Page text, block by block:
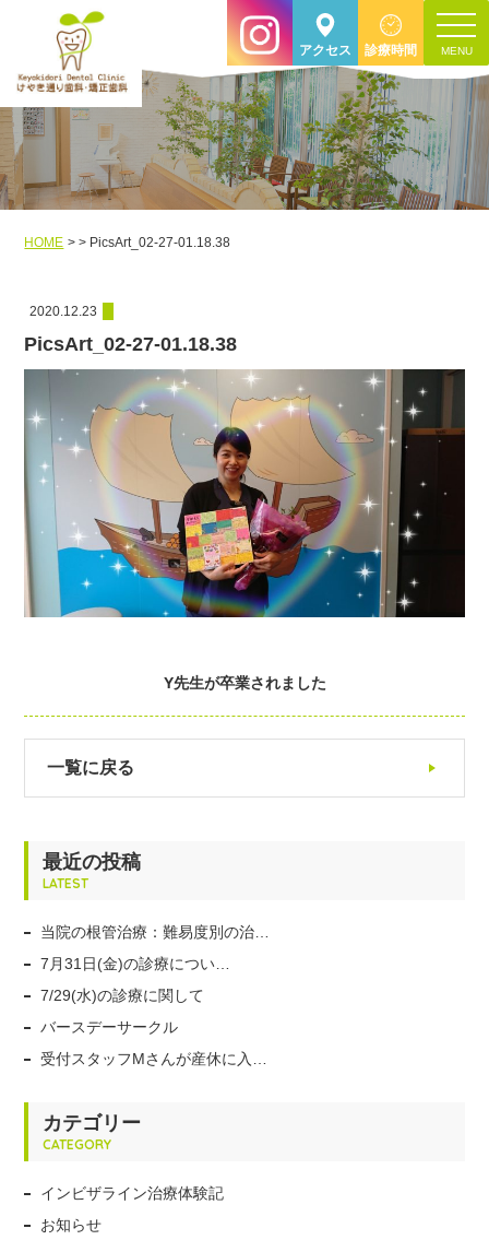
アクセス 診療時間
toggle
HOME PicsArt_02-27-01.18.38
2020.12.23
PicsArt_02-27-01.18.38
Y先生が卒業されました
一覧に戻る
最近の投稿
LATEST
当院の根管治療：難易度別の治…
7月31日(金)の診療につい…
7/29(水)の診療に関して
バースデーサークル
受付スタッフMさんが産休に入…
カテゴリー
CATEGORY
インビザライン治療体験記
お知らせ